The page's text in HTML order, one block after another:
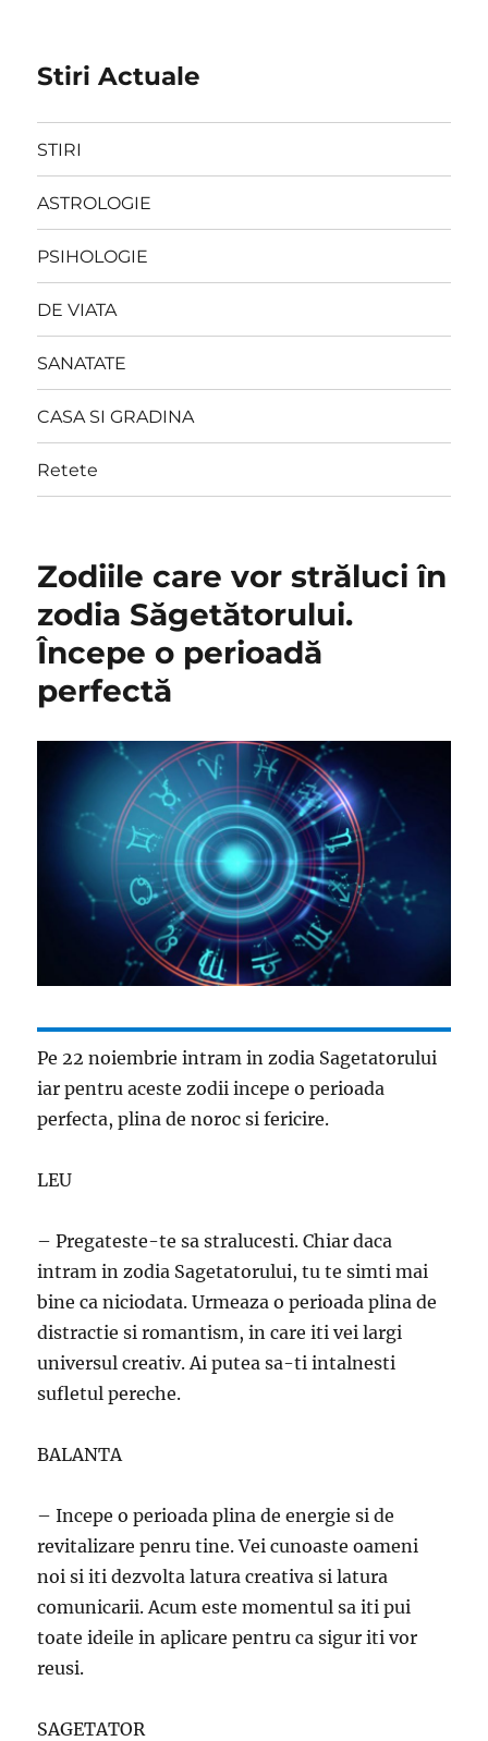
Stiri Actuale
STIRI
ASTROLOGIE
PSIHOLOGIE
DE VIATA
SANATATE
CASA SI GRADINA
Retete
Zodiile care vor străluci în
zodia Săgetătorului.
Începe o perioadă
perfectă
Pe 22 noiembrie intram in zodia Sagetatorului
iar pentru aceste zodii incepe o perioada
perfecta, plina de noroc si fericire.
LEU
– Pregateste-te sa stralucesti. Chiar daca
intram in zodia Sagetatorului, tu te simti mai
bine ca niciodata. Urmeaza o perioada plina de
distractie si romantism, in care iti vei largi
universul creativ. Ai putea sa-ti intalnesti
sufletul pereche.
BALANTA
– Incepe o perioada plina de energie si de
revitalizare penru tine. Vei cunoaste oameni
noi si iti dezvolta latura creativa si latura
comunicarii. Acum este momentul sa iti pui
toate ideile in aplicare pentru ca sigur iti vor
reusi.
SAGETATOR